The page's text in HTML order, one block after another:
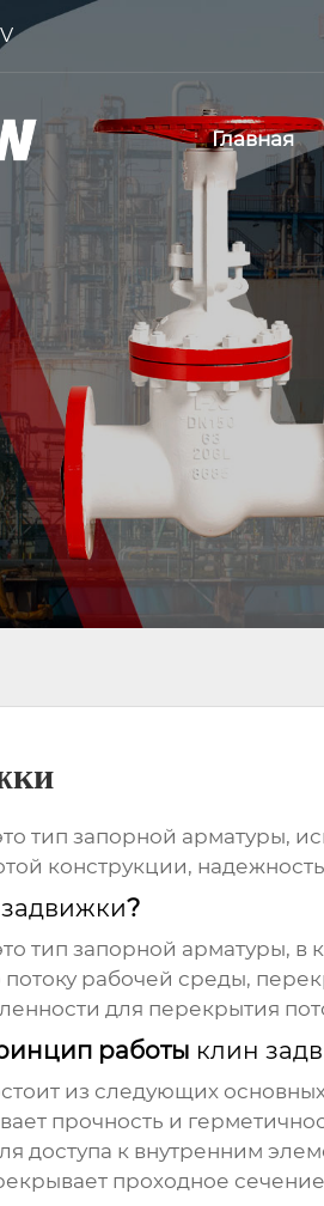
Главная
тип запорной арматуры,
конструкции,
?
тип запорной арматуры,
рабочей среды,
для перекрытия
работы клин
из следующих
прочность и
доступа к внутренним
проходное